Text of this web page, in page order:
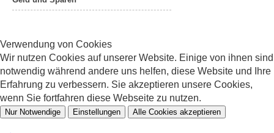
Verwendung von Cookies
Wir nutzen Cookies auf unserer Website. Einige von ihnen sind
notwendig während andere uns helfen, diese Website und Ihre
Erfahrung zu verbessern. Sie akzeptieren unsere Cookies,
wenn Sie fortfahren diese Webseite zu nutzen.
Nur Notwendige Einstellungen Alle Cookies akzeptieren